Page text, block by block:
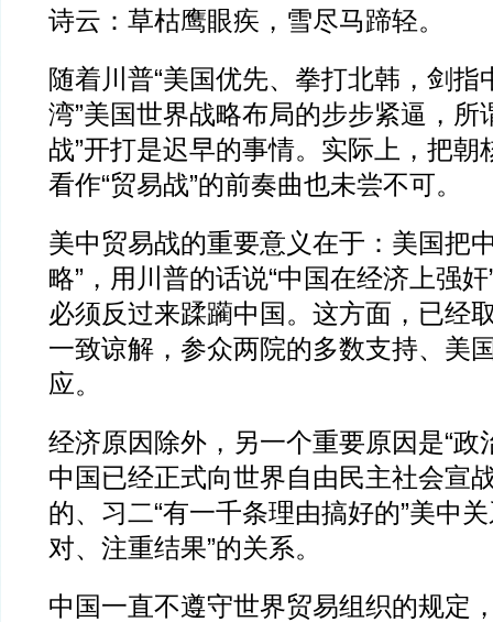
诗云：草枯鹰眼疾，雪尽马蹄轻。
随着川普“美国优先、拳打北韩，剑指
湾”美国世界战略布局的步步紧逼，所
战”开打是迟早的事情。实际上，把朝
看作“贸易战”的前奏曲也未尝不可。
美中贸易战的重要意义在于：美国把
略”，用川普的话说“中国在经济上强
必须反过来蹂躏中国。这方面，已经
一致谅解，参众两院的多数支持、美
应。
经济原因除外，另一个重要原因是“政
中国已经正式向世界自由民主社会宣
的、习二“有一千条理由搞好的”美中
对、注重结果”的关系。
中国一直不遵守世界贸易组织的规定